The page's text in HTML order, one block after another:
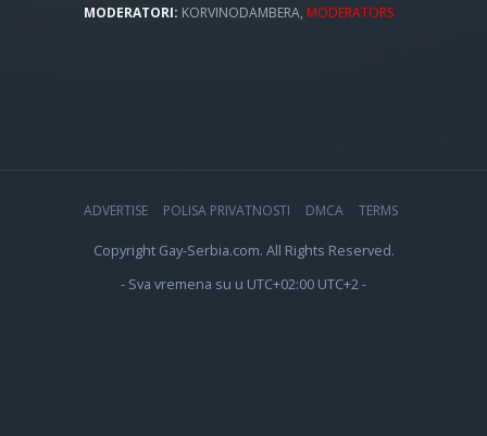
MODERATORI: KORVINODAMBERA, MODERATORS
ADVERTISE POLISA PRIVATNOSTI DMCA TERMS
Copyright Gay-Serbia.com. All Rights Reserved.
- Sva vremena su u UTC+02:00 UTC+2 -